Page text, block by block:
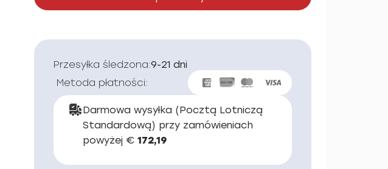
Przesyłka śledzona:9-21 dni
Metoda płatności:
Darmowa wysyłka (Pocztą Lotniczą
Standardową) przy zamówieniach
powyżej € 172,19